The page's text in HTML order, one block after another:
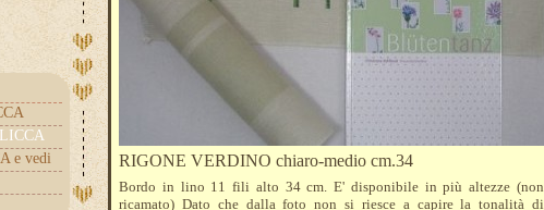
e vedi
RIGONE VERDINO chiaro-medio cm.34
Bordo in lino 11 fili alto 34 cm. E' disponibile in più altezze (non
ricamato) Dato che dalla foto non si riesce a capire la tonalità di